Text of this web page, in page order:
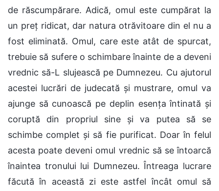
de răscumpărare. Adică, omul este cumpărat la
un preț ridicat, dar natura otrăvitoare din el nu a
fost eliminată. Omul, care este atât de spurcat,
trebuie să sufere o schimbare înainte de a deveni
vrednic să-L slujească pe Dumnezeu. Cu ajutorul
acestei lucrări de judecată și mustrare, omul va
ajunge să cunoască pe deplin esența întinată și
coruptă din propriul sine și va putea să se
schimbe complet și să fie purificat. Doar în felul
acesta poate deveni omul vrednic să se întoarcă
înaintea tronului lui Dumnezeu. Întreaga lucrare
făcută în această zi este astfel încât omul să